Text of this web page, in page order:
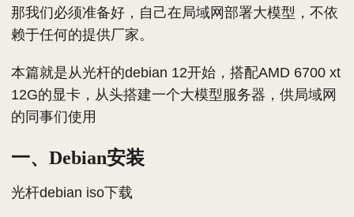
那我们必须准备好，自己在局域网部署大模型，不依
赖于任何的提供厂家。
本篇就是从光杆的debian 12开始，搭配AMD 6700 xt
12G的显卡，从头搭建一个大模型服务器，供局域网
的同事们使用
一、Debian安装
光杆debian iso下载